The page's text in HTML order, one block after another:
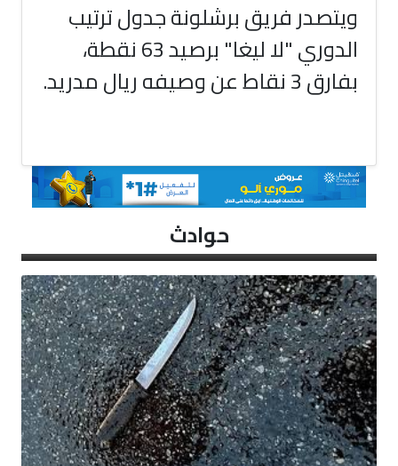
حوادث
ويتصدر فريق برشلونة جدول ترتيب
الدوري "لا ليغا" برصيد 63 نقطة،
بفارق 3 نقاط عن وصيفه ريال مدريد.